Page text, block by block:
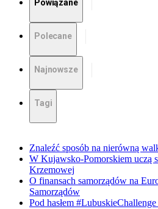
Powiązane
Polecane
Najnowsze
Tagi
Znaleźć sposób na nierówną
W Kujawsko-Pomorskiem uczą
Krzemowej
O finansach samorządów na
Samorządów
Pod hasłem